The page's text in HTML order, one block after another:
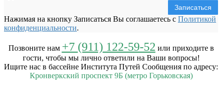
Записаться
Нажимая на кнопку Записаться Вы соглашаетесь с Политикой
конфиденциальности.
Позвоните нам +7 (911) 122-59-52 или приходите в
гости, чтобы мы лично ответили на Ваши вопросы!
Ищите нас в бассейне Института Путей Сообщения по адресу:
Кронверкский проспект 9Б (метро Горьковская)